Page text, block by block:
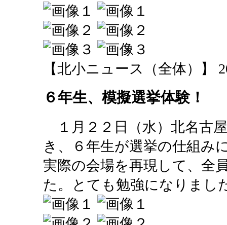
【北小ニュース（全体）】
６年生、模擬選挙体験！
１月２２日（水）北名古
き、６年生が選挙の仕組み
実際の会場を再現して、全
た。とても勉強になりまし